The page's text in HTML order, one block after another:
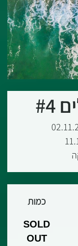
#4
כמות
SOLD
OUT